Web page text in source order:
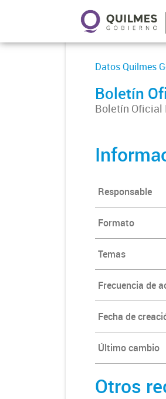
Datos Quilmes
Boletín
Boletín Oficial
Responsable
Formato
Temas
Frecuencia de
Fecha de
Último cambio
Otros